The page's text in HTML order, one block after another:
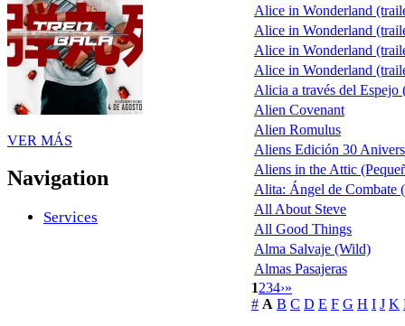
VER MÁS
Navigation
Services
Alice in Wonderland
Alice in Wonderland
Alice in Wonderland
Alice in Wonderland
Alicia a través del
Alien Covenant
Alien Romulus
Aliens Edición 30
Aliens in the Attic
Alita: Ángel de Combate
All About Steve
All Good Things
Alma Salvaje (Wild)
Almas Pasajeras
1234›»
# A B C D E F G H I J K